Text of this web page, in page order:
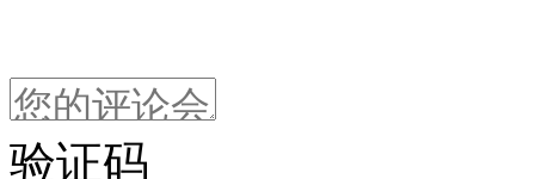
验证码